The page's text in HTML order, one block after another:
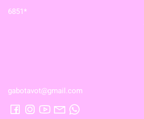
*6851
gabotavot@gmail.com